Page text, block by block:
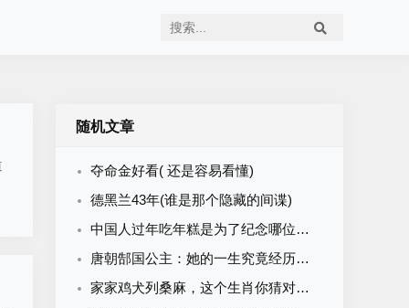
随机文章
夺命金好看( 还是容易看懂)
德黑兰43年(谁是那个隐藏的间谍)
中国人过年吃年糕是为了纪念哪位历史名人(难道是那位拯救了吴国的英雄)
唐朝郜国公主：她的一生究竟经历了什么？
家家鸡犬列桑麻，这个生肖你猜对了吗？